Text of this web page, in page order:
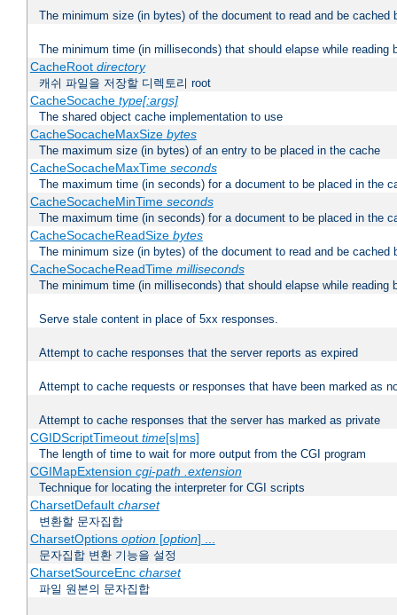
The minimum size (in bytes) of the document to read and be cached
The minimum time (in milliseconds) that should elapse while reading
CacheRoot directory
캐쉬 파일을 저장할 디렉토리 root
CacheSocache type[:args]
The shared object cache implementation to use
CacheSocacheMaxSize bytes
The maximum size (in bytes) of an entry to be placed in the cache
CacheSocacheMaxTime seconds
The maximum time (in seconds) for a document to be placed in the
CacheSocacheMinTime seconds
The maximum time (in seconds) for a document to be placed in the
CacheSocacheReadSize bytes
The minimum size (in bytes) of the document to read and be cached
CacheSocacheReadTime milliseconds
The minimum time (in milliseconds) that should elapse while reading
Serve stale content in place of 5xx responses.
Attempt to cache responses that the server reports as expired
Attempt to cache requests or responses that have been marked as
Attempt to cache responses that the server has marked as private
CGIDScriptTimeout time[s|ms]
The length of time to wait for more output from the CGI program
CGIMapExtension cgi-path .extension
Technique for locating the interpreter for CGI scripts
CharsetDefault charset
변환할 문자집합
CharsetOptions option[option] ...
문자집합 변환 기능을 설정
CharsetSourceEnc charset
파일 원본의 문자집합